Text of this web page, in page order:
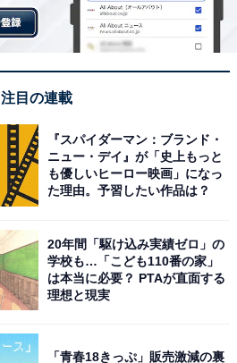
注目の連載
『スパイダーマン：ブランド・
ニュー・デイ』が「史上もっと
も優しいヒーロー映画」になっ
た理由。予習したい作品は？
20年間「駆け込み実績ゼロ」の
学校も…「こども110番の家」
は本当に必要？ PTAが直面する
理想と現実
「青春18きっぷ」販売激減の裏